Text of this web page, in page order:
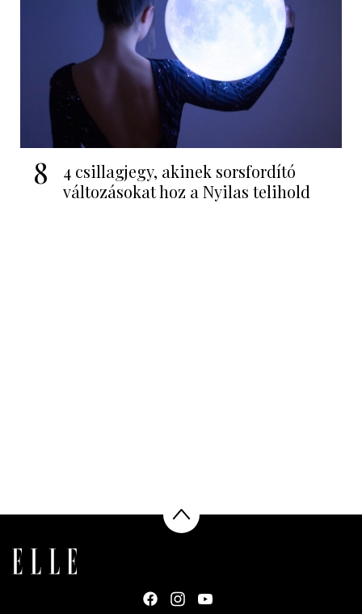
8
4 csillagjegy, akinek sorsfordító
változásokat hoz a Nyilas telihold